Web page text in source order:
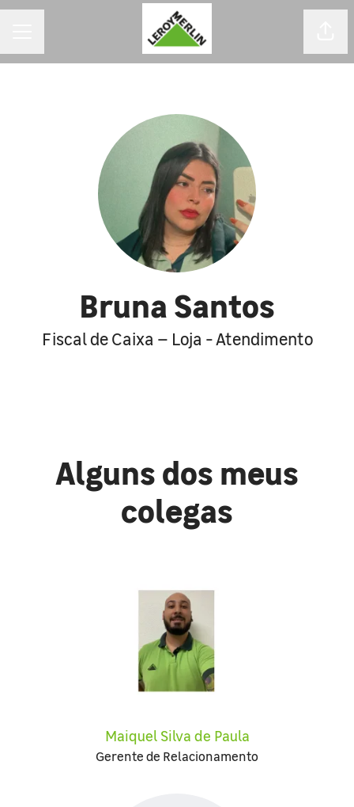
Bruna Santos
Fiscal de Caixa – Loja - Atendimento
Alguns dos meus
colegas
Maiquel Silva de Paula
Gerente de Relacionamento